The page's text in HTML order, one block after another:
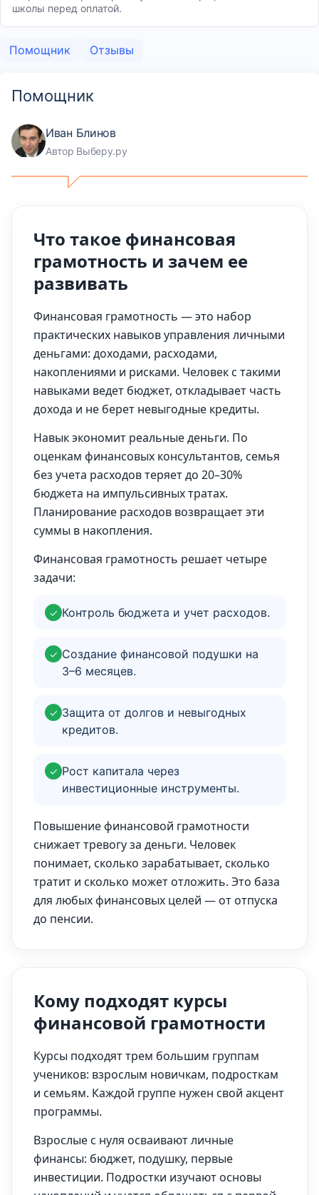
школы перед оплатой.
Помощник Отзывы
Помощник
Иван Блинов
Автор Выберу.ру
Что такое финансовая
грамотность и зачем ее
развивать
Финансовая грамотность — это набор
практических навыков управления личными
деньгами: доходами, расходами,
накоплениями и рисками. Человек с такими
навыками ведет бюджет, откладывает часть
дохода и не берет невыгодные кредиты.
Навык экономит реальные деньги. По
оценкам финансовых консультантов, семья
без учета расходов теряет до 20–30%
бюджета на импульсивных тратах.
Планирование расходов возвращает эти
суммы в накопления.
Финансовая грамотность решает четыре
задачи:
✓ Контроль бюджета и учет расходов.
✓ Создание финансовой подушки на
3–6 месяцев.
✓ Защита от долгов и невыгодных
кредитов.
✓ Рост капитала через
инвестиционные инструменты.
Повышение финансовой грамотности
снижает тревогу за деньги. Человек
понимает, сколько зарабатывает, сколько
тратит и сколько может отложить. Это база
для любых финансовых целей — от отпуска
до пенсии.
Кому подходят курсы
финансовой грамотности
Курсы подходят трем большим группам
учеников: взрослым новичкам, подросткам
и семьям. Каждой группе нужен свой акцент
программы.
Взрослые с нуля осваивают личные
финансы: бюджет, подушку, первые
инвестиции. Подростки изучают основы